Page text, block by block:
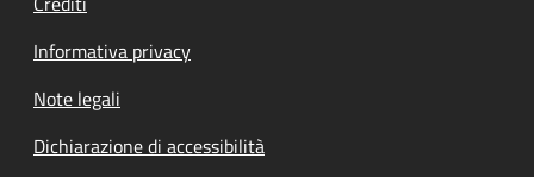
Informativa privacy
Note legali
Dichiarazione di accessibilità